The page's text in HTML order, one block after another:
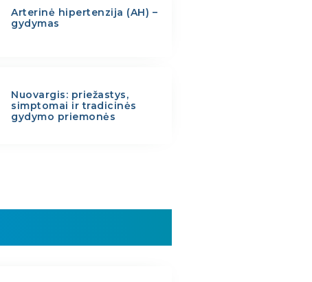
Arterinė hipertenzija (AH) –
gydymas
Nuovargis: priežastys,
simptomai ir tradicinės
gydymo priemonės